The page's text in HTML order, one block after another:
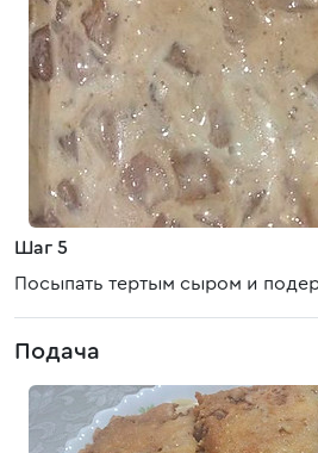
Шаг 5
Посыпать тертым сыром и
Подача